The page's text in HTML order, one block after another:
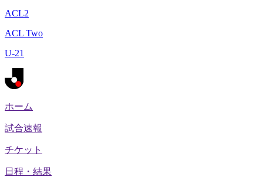
ACL2
ACL Two
U-21
ホーム
試合速報
チケット
日程・結果